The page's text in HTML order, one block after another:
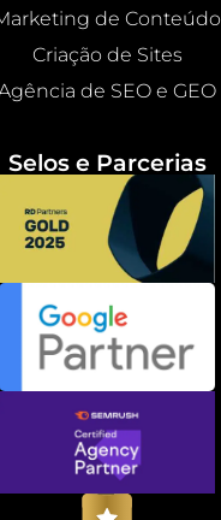
de Conteúdo
Criação de Sites
de SEO e GEO
Selos e Parcerias